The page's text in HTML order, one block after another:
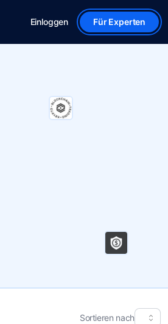
Einloggen Für Experten
Sortieren nach